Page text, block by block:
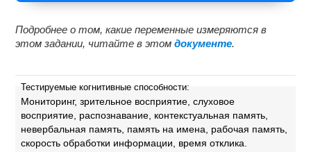
Подробнее о том, какие переменные измеряются в
этом задании, читайте в этомдокументе.
Тестируемые когнитивные способности:
Мониторинг, зрительное восприятие, слуховое
восприятие, распознавание, контекстуальная память,
невербальная память, память на имена, рабочая память,
скорость обработки информации, время отклика.